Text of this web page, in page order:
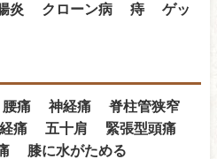
腸炎 クローン病 痔 ゲッ
痛 神経痛 脊柱管狭窄
痛 五十肩 緊張型頭痛
膝に水がためる